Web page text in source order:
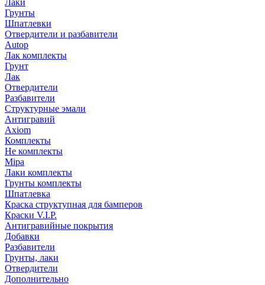
Лаки
Грунты
Шпатлевки
Отвердители и разбавители
Autop
Лак комплекты
Грунт
Лак
Отвердители
Разбавители
Структурные эмали
Антигравий
Axiom
Комплекты
Не комплекты
Mipa
Лаки комплекты
Грунты комплекты
Шпатлевка
Краска структупная для бамперов
Краски V.I.P.
Антигравийные покрытия
Добавки
Разбавители
Грунты, лаки
Отвердители
Дополнительно